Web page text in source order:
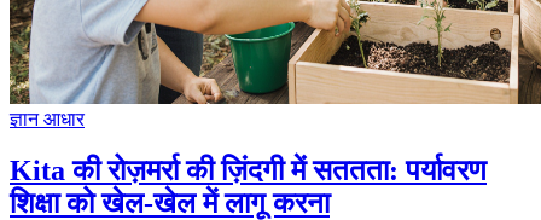
ज्ञान आधार
Kita की रोज़मर्रा की ज़िंदगी में सततता: पर्यावरण
शिक्षा को खेल-खेल में लागू करना